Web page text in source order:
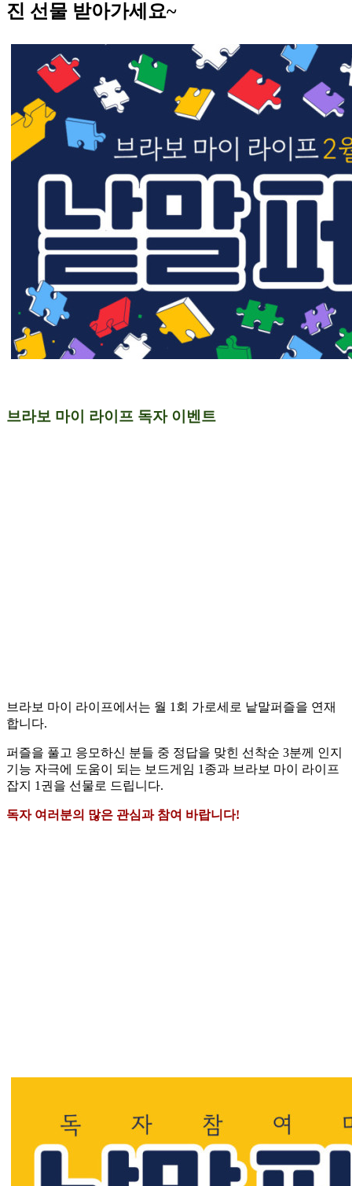
진 선물 받아가세요~
브라보 마이 라이프 독자 이벤트
브라보 마이 라이프에서는 월 1회 가로세로 낱말퍼즐을 연재
합니다.
퍼즐을 풀고 응모하신 분들 중 정답을 맞힌 선착순 3분께 인지
기능 자극에 도움이 되는 보드게임 1종과 브라보 마이 라이프
잡지 1권을 선물로 드립니다.
독자 여러분의 많은 관심과 참여 바랍니다!